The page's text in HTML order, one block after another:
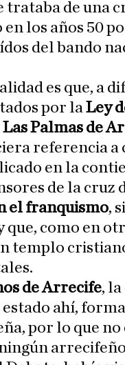
trataba de una
los años 50
del bando
es que, a
por laLey
Las Palmas de
referencia a
en la
de la cruz
el franquismo,
que, como en
templo
de Arrecife,
ahí,
por lo que no